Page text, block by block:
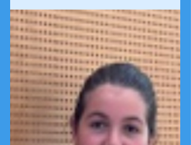
von Herrn Stassiuk und Herrn Albrecht, sowie
der strahlenden Sonne in der Zeltstadt des
Geländes begrüßt, richteten uns ein, badeten
das erste Mal und ließen den Abend mit
Fußball, Volleyball und Basketball ausklingen.
Der nächste Tag startete nach einem leckeren
Frühstück mit der ersten Paddeltour, bei